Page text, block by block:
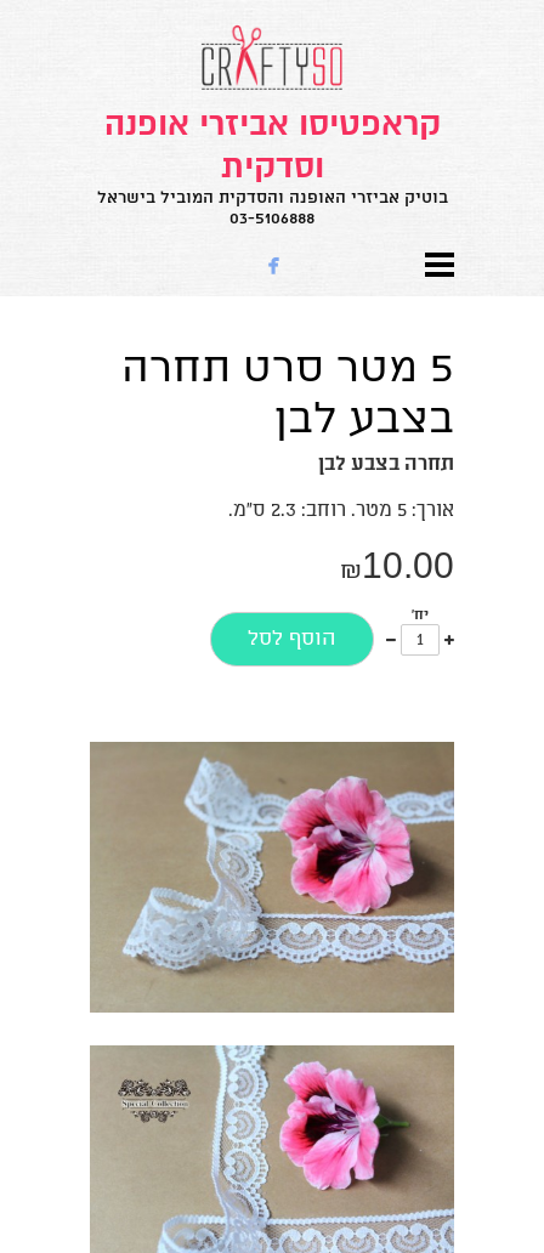
קראפטיסו אביזרי אופנה
וסדקית
בוטיק אביזרי האופנה והסדקית המוביל בישראל
03-5106888

5 מטר סרט תחרה
בצבע לבן
תחרה בצבע לבן
אורך: 5 מטר. רוחב: 2.3 ס"מ.
₪10.00
יח'
עוד
אחד
פחות
אחד
הוסף לסל